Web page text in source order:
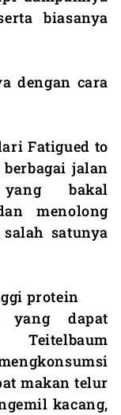
biasanya
dengan cara
Fatigued to
jalan
bakal
menolong
satunya
protein
yang dapat
makan telur
kacang,